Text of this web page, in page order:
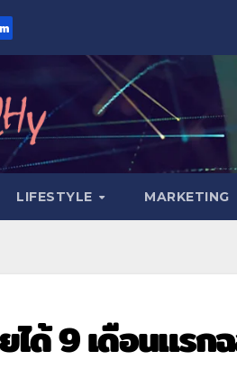
LIFESTYLE MARKETING
ได้ 9 เดือนแร